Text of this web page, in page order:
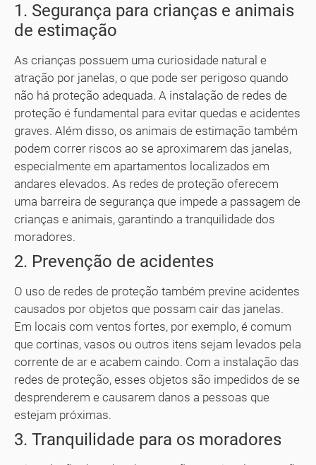
1. Segurança para crianças e animais
de estimação
As crianças possuem uma curiosidade natural e
atração por janelas, o que pode ser perigoso quando
não há proteção adequada. A instalação de redes de
proteção é fundamental para evitar quedas e acidentes
graves. Além disso, os animais de estimação também
podem correr riscos ao se aproximarem das janelas,
especialmente em apartamentos localizados em
andares elevados. As redes de proteção oferecem
uma barreira de segurança que impede a passagem de
crianças e animais, garantindo a tranquilidade dos
moradores.
2. Prevenção de acidentes
O uso de redes de proteção também previne acidentes
causados por objetos que possam cair das janelas.
Em locais com ventos fortes, por exemplo, é comum
que cortinas, vasos ou outros itens sejam levados pela
corrente de ar e acabem caindo. Com a instalação das
redes de proteção, esses objetos são impedidos de se
desprenderem e causarem danos a pessoas que
estejam próximas.
3. Tranquilidade para os moradores